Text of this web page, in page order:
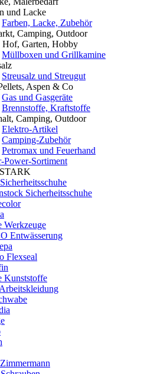
und Lacke
Farben, Lacke, Zubehör
Camping, Outdoor
Hof, Garten, Hobby
Müllboxen und Grillkamine
Streusalz und Streugut
Aspen & Co
Gas und Gasgeräte
Brennstoffe, Kraftstoffe
Camping, Outdoor
Elektro-Artikel
Camping-Zubehör
Petromax und Feuerhand
Power-Sortiment
Sicherheitsschuhe
Werkzeuge
Entwässerung
Flexseal
Kunststoffe